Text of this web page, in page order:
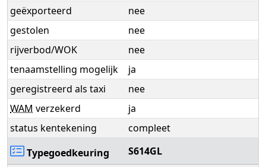
geëxporteerd
nee
gestolen
nee
rijverbod/WOK
nee
tenaamstelling mogelijk
ja
geregistreerd als taxi
nee
WAM verzekerd
ja
status kentekening
compleet
Typegoedkeuring
S614GL